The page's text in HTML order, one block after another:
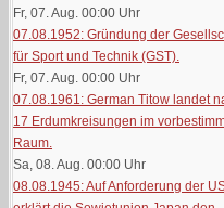
Fr, 07. Aug. 00:00 Uhr
07.08.1952: Gründung der
für Sport und Technik (GST).
Fr, 07. Aug. 00:00 Uhr
07.08.1961: German Titow landet
17 Erdumkreisungen im
Raum.
Sa, 08. Aug. 00:00 Uhr
08.08.1945: Auf Anforderung der